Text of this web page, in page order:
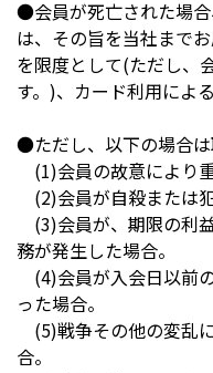
●会員が死亡された場
は、その旨を当社まで
を限度として(ただし、
す。)、カード利用によ
●ただし、以下の場合は
(1)会員の故意により
(2)会員が自殺または
(3)会員が、期限の利
務が発生した場合。
(4)会員が入会日以前
った場合。
(5)戦争その他の変乱
合。